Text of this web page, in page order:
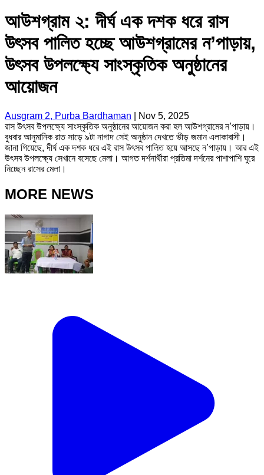
আউশগ্রাম ২: দীর্ঘ এক দশক ধরে রাস
উৎসব পালিত হচ্ছে আউশগ্রামের ন’পাড়ায়,
উৎসব উপলক্ষ্যে সাংস্কৃতিক অনুষ্ঠানের
আয়োজন
Ausgram 2, Purba Bardhaman
Nov 5, 2025
রাস উৎসব উপলক্ষ্যে সাংস্কৃতিক অনুষ্ঠানের আয়োজন করা হল আউশগ্রামের ন’পাড়ায়।
বুধবার আনুমানিক রাত সাড়ে ৯টা নাগাদ সেই অনুষ্ঠান দেখতে ভীড় জমান এলাকাবাসী।
জানা গিয়েছে, দীর্ঘ এক দশক ধরে এই রাস উৎসব পালিত হয়ে আসছে ন’পাড়ায়। আর এই
উৎসব উপলক্ষ্যে সেখানে বসেছে মেলা। আগত দর্শনার্থীরা প্রতিমা দর্শনের পাশাপাশি ঘুরে
নিচ্ছেন রাসের মেলা।
MORE NEWS